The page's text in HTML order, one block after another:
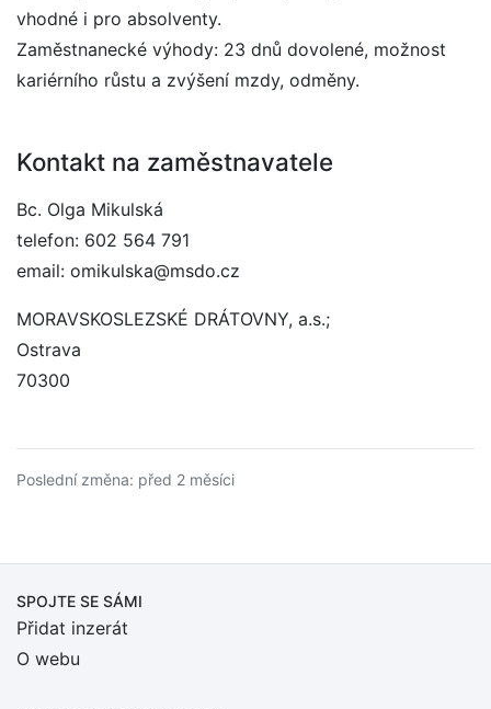
vhodné i pro absolventy.
Zaměstnanecké výhody: 23 dnů dovolené, možnost
kariérního růstu a zvýšení mzdy, odměny.
Kontakt na zaměstnavatele
Bc. Olga Mikulská
telefon: 602 564 791
email: omikulska@msdo.cz
MORAVSKOSLEZSKÉ DRÁTOVNY, a.s.;
Ostrava
70300
Poslední změna: před 2 měsíci
SPOJTE SE SÁMI
Přidat inzerát
O webu